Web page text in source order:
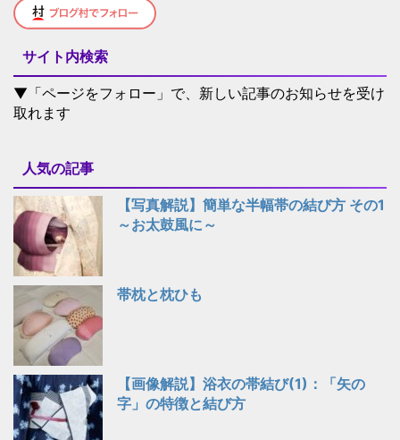
サイト内検索
▼「ページをフォロー」で、新しい記事のお知らせを受け
取れます
人気の記事
【写真解説】簡単な半幅帯の結び方 その1
～お太鼓風に～
帯枕と枕ひも
【画像解説】浴衣の帯結び(1)：「矢の
字」の特徴と結び方